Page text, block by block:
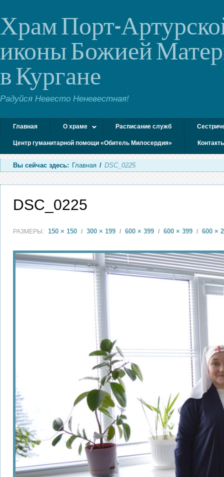
Храм Порт-
иконы Божией
в Кургане
Радуйся Невесто Неневестная!
Главная О храме Расписание служб
Центр гуманитарной помощи «Обитель Милосердия»
Вы сейчас здесь: Главная / DSC_0225
DSC_0225
РАЗМЕРЫ: 150 × 150 / 300 × 199 / 600 × 399 / 600 × 399 / 600 ×